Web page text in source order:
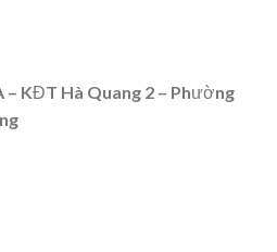
– KĐT Hà Quang 2 – Phường